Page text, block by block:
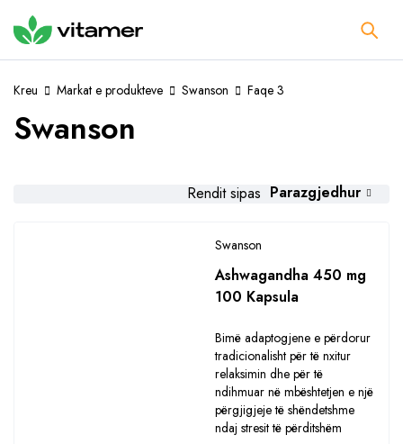
Kreu Markat e produkteve Swanson Faqe 3
Swanson
Rendit sipas Parazgjedhur
Swanson
Ashwagandha 450 mg
100 Kapsula
Bimë adaptogjene e përdorur
tradicionalisht për të nxitur
relaksimin dhe për të
ndihmuar në mbështetjen e një
përgjigjeje të shëndetshme
ndaj stresit të përditshëm